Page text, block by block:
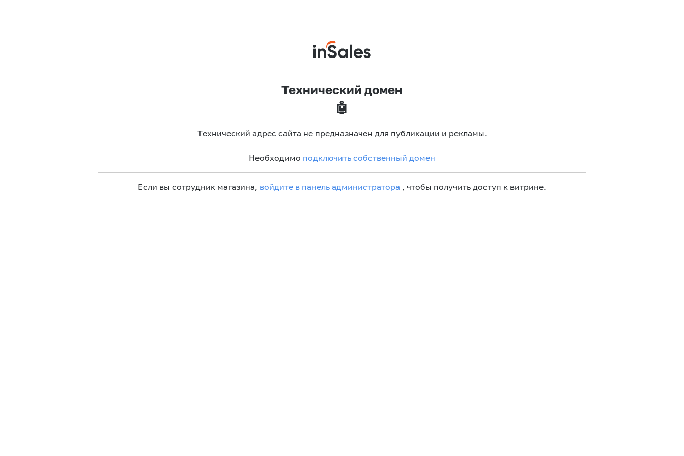
Технический домен
🤖
Технический адрес сайта не предназначен для публикации и рекламы.
Необходимо подключить собственный домен
Если вы сотрудник магазина, войдите в панель администратора , чтобы получить доступ к витрине.